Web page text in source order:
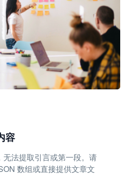
容
法提取引言或第一段。请
数组或直接提供文章文